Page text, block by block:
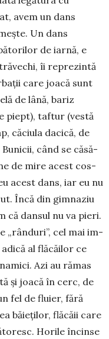
avem un dans
Un dans
de iarnă, e
îi re­pre­zintă
care joacă sunt
de lână, bariz
piept), taftur (vestă
că­ciu­la dacică, de
când se căsă­
de mire acest cos­
acest dans, iar eu nu
Încă din gimnaziu
că dan­sul nu va pieri.
„rânduri”, cel mai im­
al flăcăi­lor ce
Azi au rămas
şi joacă în cerc, de
fel de fluier, fără
bă­ie­ţilor, flăcăii care
Horile încinse